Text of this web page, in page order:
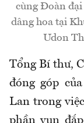
cùng Đoàn đại
dâng hoa tại
Udon
Tổng Bí thư,
đóng góp
Lan trong
phần vun